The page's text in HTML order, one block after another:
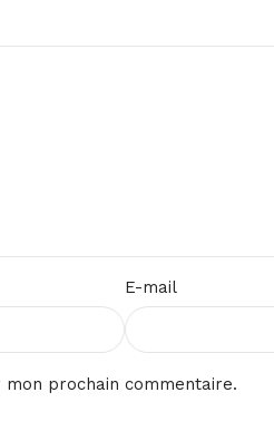
E-mail
prochain commentaire.